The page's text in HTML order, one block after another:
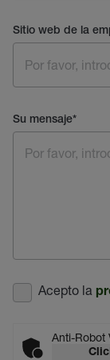
Sitio web de la
Su mensaje*
Acepto la
Anti-Robot